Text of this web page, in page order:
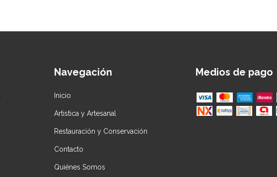
Navegación
Inicio
Artistica y Artesanal
Restauración y Conservación
Contacto
Quiénes Somos
Medios de pago